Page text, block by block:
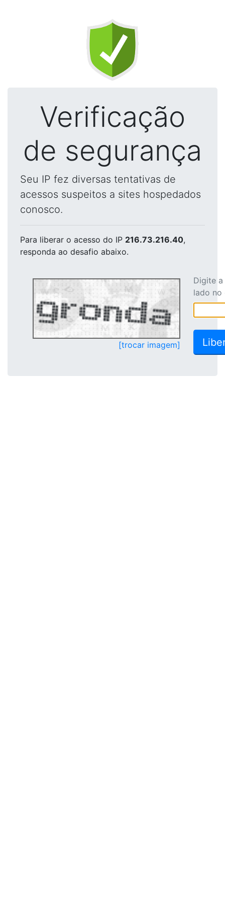
Verificação
de segurança
Seu IP fez diversas tentativas de
acessos suspeitos a sites hospedados
conosco.
Para liberar o acesso do IP 216.73.216.40,
responda ao desafio abaixo.
[trocar imagem]
Digite
lado no